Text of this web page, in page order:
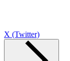
X (Twitter)